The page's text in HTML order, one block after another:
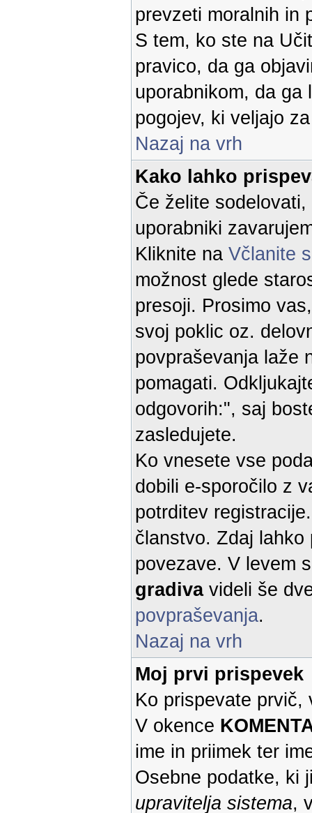
prevzeti moralnih in
S tem, ko ste na
pravico, da ga
uporabnikom, da ga
pogojev, ki veljajo
Nazaj na vrh
Kako lahko
Če želite
uporabniki
Kliknite na Včlanite
možnost glede
presoji. Prosimo
svoj poklic oz.
povpraševanja laže
pomagati.
odgovorih:", saj
zasledujete.
Ko vnesete vse
dobili e-sporočilo z
potrditev
članstvo. Zdaj lahko
povezave. V levem
gradivavideli še
povpraševanja.
Nazaj na vrh
Moj prvi prispevek
Ko prispevate prvič,
V okence
ime in priimek ter
Osebne podatke, ki
upravitelja sistema,